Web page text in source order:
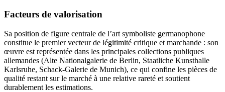
Facteurs de valorisation
Sa position de figure centrale de l’art symboliste germanophone
constitue le premier vecteur de légitimité critique et marchande : son
œuvre est représentée dans les principales collections publiques
allemandes (Alte Nationalgalerie de Berlin, Staatliche Kunsthalle
Karlsruhe, Schack-Galerie de Munich), ce qui confine les pièces de
qualité restant sur le marché à une relative rareté et soutient
durablement les estimations.